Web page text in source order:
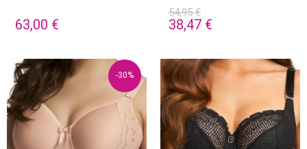
63,00 €
54,95 €
38,47 €
-30%